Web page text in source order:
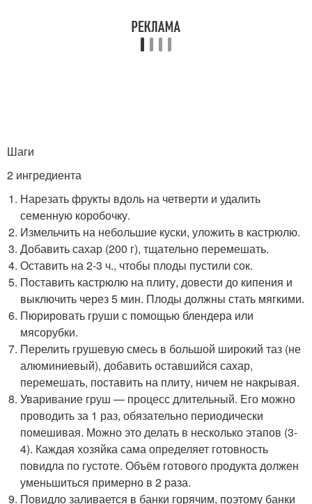
Шаги
2 ингредиента
Нарезать фрукты вдоль на четверти и удалить
семенную коробочку.
Измельчить на небольшие куски, уложить в кастрюлю.
Добавить сахар (200 г), тщательно перемешать.
Оставить на 2-3 ч., чтобы плоды пустили сок.
Поставить кастрюлю на плиту, довести до кипения и
выключить через 5 мин. Плоды должны стать мягкими.
Пюрировать груши с помощью блендера или
мясорубки.
Перелить грушевую смесь в большой широкий таз (не
алюминиевый), добавить оставшийся сахар,
перемешать, поставить на плиту, ничем не накрывая.
Уваривание груш — процесс длительный. Его можно
проводить за 1 раз, обязательно периодически
помешивая. Можно это делать в несколько этапов (3-
4). Каждая хозяйка сама определяет готовность
повидла по густоте. Объём готового продукта должен
уменьшиться примерно в 2 раза.
Повидло заливается в банки горячим, поэтому банки